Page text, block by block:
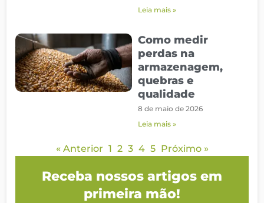
Leia mais »
Como medir
perdas na
armazenagem,
quebras e
qualidade
8 de maio de 2026
Leia mais »
« Anterior 1 2 3 4 5 Próximo »
Receba nossos artigos em
primeira mão!